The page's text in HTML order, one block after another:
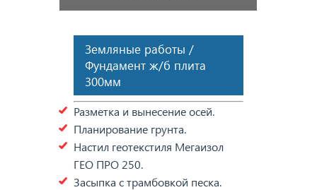
Земляные работы /
Фундамент ж/б плита
300мм
Разметка и вынесение осей.
Планирование грунта.
Настил геотекстиля Мегаизол
ГЕО ПРО 250.
Засыпка с трамбовкой песка.